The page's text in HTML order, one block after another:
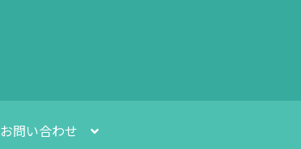
お問い合わせ